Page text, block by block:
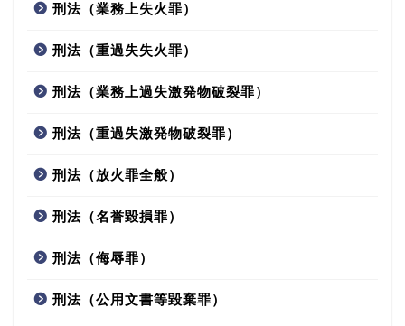
刑法（業務上失火罪）
刑法（重過失失火罪）
刑法（業務上過失激発物破裂罪）
刑法（重過失激発物破裂罪）
刑法（放火罪全般）
刑法（名誉毀損罪）
刑法（侮辱罪）
刑法（公用文書等毀棄罪）